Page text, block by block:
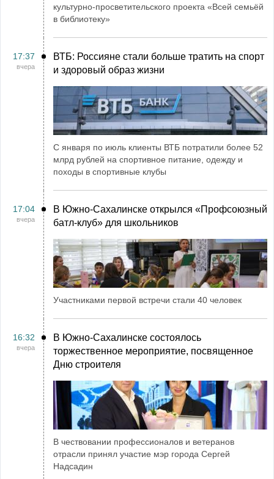
культурно-просветительского проекта «Всей семьёй
в библиотеку»
17:37
вчера
ВТБ: Россияне стали больше тратить на спорт
и здоровый образ жизни
С января по июль клиенты ВТБ потратили более 52
млрд рублей на спортивное питание, одежду и
походы в спортивные клубы
17:04
вчера
В Южно-Сахалинске открылся «Профсоюзный
батл-клуб» для школьников
Участниками первой встречи стали 40 человек
16:32
вчера
В Южно-Сахалинске состоялось
торжественное мероприятие, посвященное
Дню строителя
В чествовании профессионалов и ветеранов
отрасли принял участие мэр города Сергей
Надсадин